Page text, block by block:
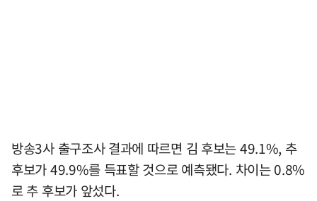
방송3사 출구조사 결과에 따르면 김 후보는 49.1%, 추
후보가 49.9%를 득표할 것으로 예측됐다. 차이는 0.8%
로 추 후보가 앞섰다.